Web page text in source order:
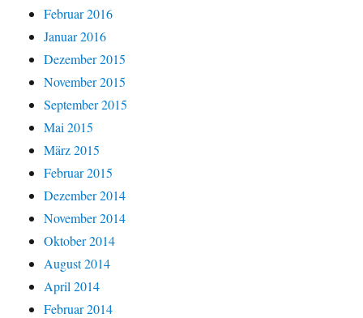
Februar 2016
Januar 2016
Dezember 2015
November 2015
September 2015
Mai 2015
März 2015
Februar 2015
Dezember 2014
November 2014
Oktober 2014
August 2014
April 2014
Februar 2014